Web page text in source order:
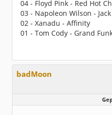
04 - Floyd Pink - Red Hot
03 - Napoleon Wilson -
02 - Xanadu - Affinity
01 - Tom Cody - Grand
badMoon